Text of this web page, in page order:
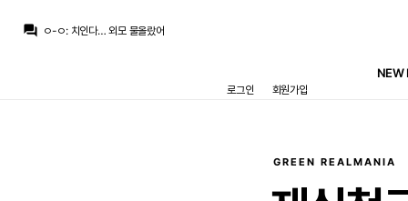
question_answer ㅇ-ㅇ: 치인다… 외모 물올랐어
m.fmkorea.com/best/10189536467
기자: 브뉴데 쿠키 영상에 대해서 알고 있는 것 있습니까? / 가필드: 몰루?
NEW
로그인 회원가입
GREEN REALMANIA